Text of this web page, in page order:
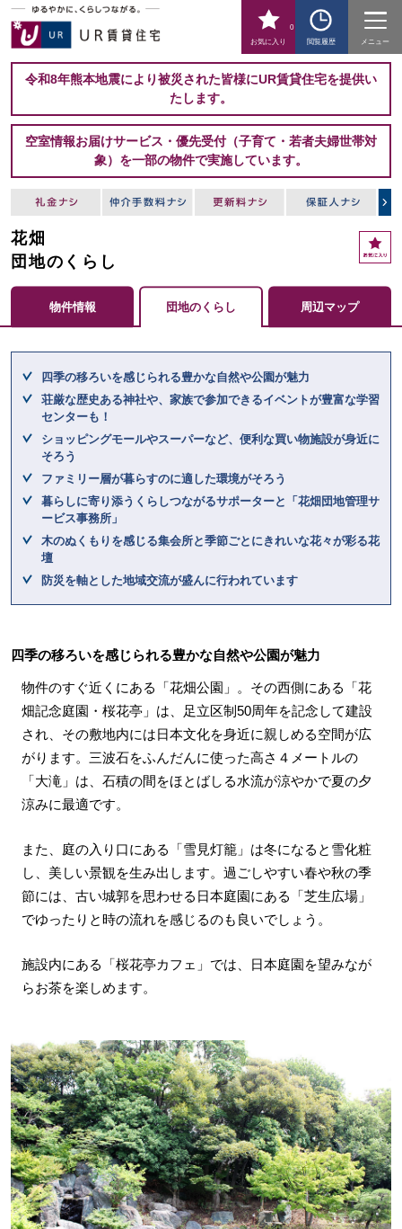
お気に入り
0
閲覧履歴
メニュー
令和8年熊本地震により被災された皆様にUR賃貸住宅を提供い
たします。
空室情報お届けサービス・優先受付（子育て・若者夫婦世帯対
象）を一部の物件で実施しています。
花畑
団地のくらし
お
気
入
り
物件情報 団地のくらし 周辺マップ
四季の移ろいを感じられる豊かな自然や公園が魅力
荘厳な歴史ある神社や、家族で参加できるイベントが豊富な学習
センターも！
ショッピングモールやスーパーなど、便利な買い物施設が身近に
そろう
ファミリー層が暮らすのに適した環境がそろう
暮らしに寄り添うくらしつながるサポーターと「花畑団地管理サ
ービス事務所」
木のぬくもりを感じる集会所と季節ごとにきれいな花々が彩る花
壇
防災を軸とした地域交流が盛んに行われています
四季の移ろいを感じられる豊かな自然や公園が魅力
物件のすぐ近くにある「花畑公園」。その西側にある「花
畑記念庭園・桜花亭」は、足立区制50周年を記念して建設
され、その敷地内には日本文化を身近に親しめる空間が広
がります。三波石をふんだんに使った高さ４メートルの
「大滝」は、石積の間をほとばしる水流が涼やかで夏の夕
涼みに最適です。
また、庭の入り口にある「雪見灯籠」は冬になると雪化粧
し、美しい景観を生み出します。過ごしやすい春や秋の季
節には、古い城郭を思わせる日本庭園にある「芝生広場」
でゆったりと時の流れを感じるのも良いでしょう。
施設内にある「桜花亭カフェ」では、日本庭園を望みなが
らお茶を楽しめます。